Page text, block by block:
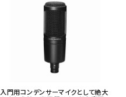
入門用コンデンサーマイクとして絶大